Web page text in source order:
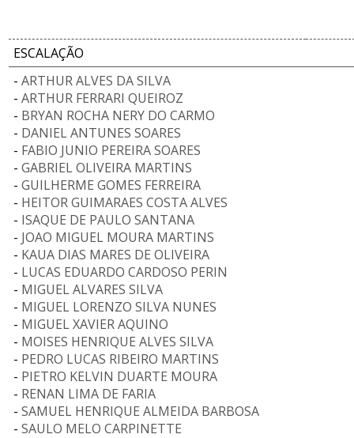
ESCALAÇÃO
- ARTHUR ALVES DA SILVA
- ARTHUR FERRARI QUEIROZ
- BRYAN ROCHA NERY DO CARMO
- DANIEL ANTUNES SOARES
- FABIO JUNIO PEREIRA SOARES
- GABRIEL OLIVEIRA MARTINS
- GUILHERME GOMES FERREIRA
- HEITOR GUIMARAES COSTA ALVES
- ISAQUE DE PAULO SANTANA
- JOAO MIGUEL MOURA MARTINS
- KAUA DIAS MARES DE OLIVEIRA
- LUCAS EDUARDO CARDOSO PERIN
- MIGUEL ALVARES SILVA
- MIGUEL LORENZO SILVA NUNES
- MIGUEL XAVIER AQUINO
- MOISES HENRIQUE ALVES SILVA
- PEDRO LUCAS RIBEIRO MARTINS
- PIETRO KELVIN DUARTE MOURA
- RENAN LIMA DE FARIA
- SAMUEL HENRIQUE ALMEIDA BARBOSA
- SAULO MELO CARPINETTE